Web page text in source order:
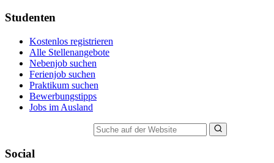
Studenten
Kostenlos registrieren
Alle Stellenangebote
Nebenjob suchen
Ferienjob suchen
Praktikum suchen
Bewerbungstipps
Jobs im Ausland
Social